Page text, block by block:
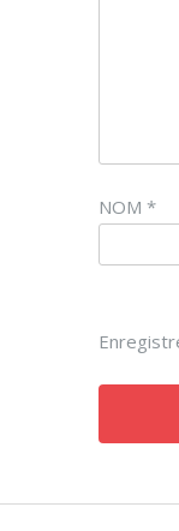
NOM *